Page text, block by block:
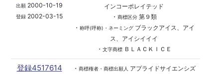
出願 2000-10-19
登録 2002-03-15
インコーポレイテッド
・ 商標区分第９類
・ 称呼(呼称)・ネーミングブラックアイス、アイ
ス、アイシイイイ
・ 文字商標ＢＬＡＣＫＩＣＥ
登録4517614 ・ 商標権者・商標出願人
アプライドサイエンシズ